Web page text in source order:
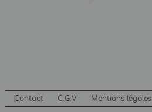
Contact C.G.V Mentions légales